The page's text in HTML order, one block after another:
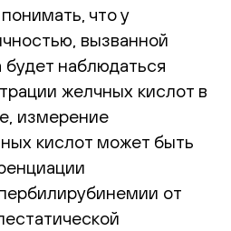
что у
вызванной
наблюдаться
желчных кислот в
измерение
кислот может быть
от